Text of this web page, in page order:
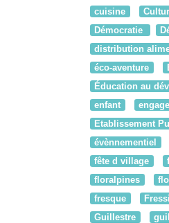
cuisine
Démocratie
distribution
éco-aventure
Éducation au
enfant
Etablissement
évènnementiel
fête d village
floralpines
fresque
Guillestre